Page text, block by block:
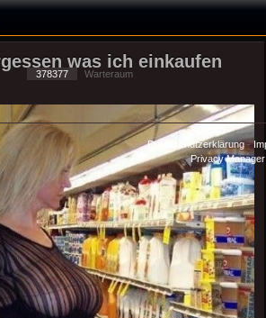
was ich einkaufen
378377
Warteraum
Datenschutzerklärung-
-Privacy Manager